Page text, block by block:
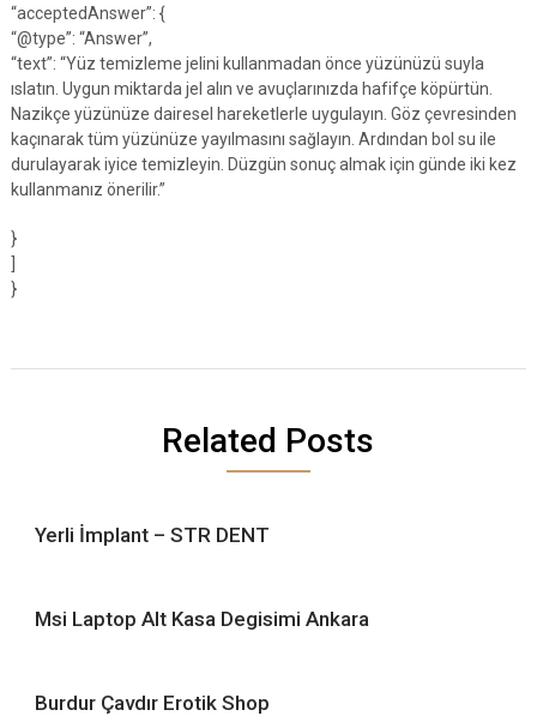
“acceptedAnswer”: {
“@type”: “Answer”,
“text”: “Yüz temizleme jelini kullanmadan önce yüzünüzü suyla
ıslatın. Uygun miktarda jel alın ve avuçlarınızda hafifçe köpürtün.
Nazikçe yüzünüze dairesel hareketlerle uygulayın. Göz çevresinden
kaçınarak tüm yüzünüze yayılmasını sağlayın. Ardından bol su ile
durulayarak iyice temizleyin. Düzgün sonuç almak için günde iki kez
kullanmanız önerilir.”
}
}
Related Posts
Yerli İmplant – STR DENT
Msi Laptop Alt Kasa Degisimi Ankara
Burdur Çavdır Erotik Shop